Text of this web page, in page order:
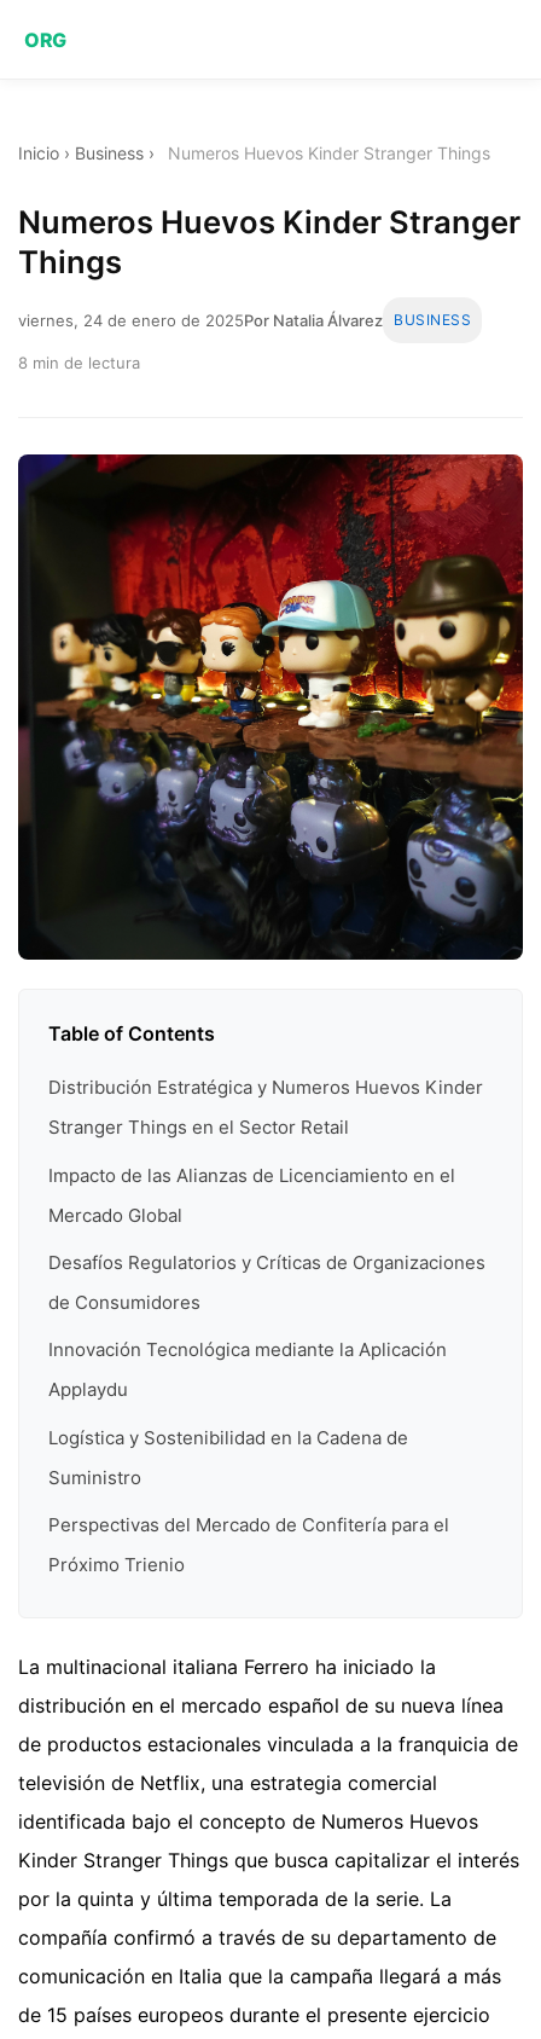
ORG
Inicio › Business › Numeros Huevos Kinder Stranger Things
Numeros Huevos Kinder Stranger
Things
viernes, 24 de enero de 2025Por Natalia Álvarez BUSINESS
8 min de lectura
Table of Contents
Distribución Estratégica y Numeros Huevos Kinder
Stranger Things en el Sector Retail
Impacto de las Alianzas de Licenciamiento en el
Mercado Global
Desafíos Regulatorios y Críticas de Organizaciones
de Consumidores
Innovación Tecnológica mediante la Aplicación
Applaydu
Logística y Sostenibilidad en la Cadena de
Suministro
Perspectivas del Mercado de Confitería para el
Próximo Trienio
La multinacional italiana Ferrero ha iniciado la
distribución en el mercado español de su nueva línea
de productos estacionales vinculada a la franquicia de
televisión de Netflix, una estrategia comercial
identificada bajo el concepto de Numeros Huevos
Kinder Stranger Things que busca capitalizar el interés
por la quinta y última temporada de la serie. La
compañía confirmó a través de su departamento de
comunicación en Italia que la campaña llegará a más
de 15 países europeos durante el presente ejercicio